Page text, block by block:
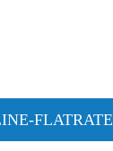
FLATRATE